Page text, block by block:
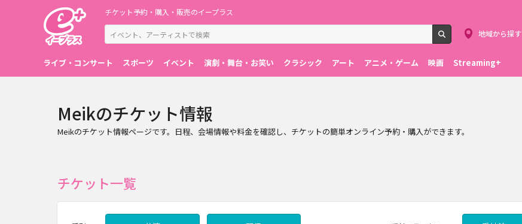
チケット予約・購入・販売のイープラス
検索
地域から探す
ライブ・コンサート スポーツ イベント 演劇・舞台・お笑い クラシック アート アニメ・ゲーム 映画 Streaming+
Meikのチケット情報
Meikのチケット情報ページです。日程、会場情報や料金を確認し、チケットの簡単オンライン予約・購入ができます。
チケット一覧